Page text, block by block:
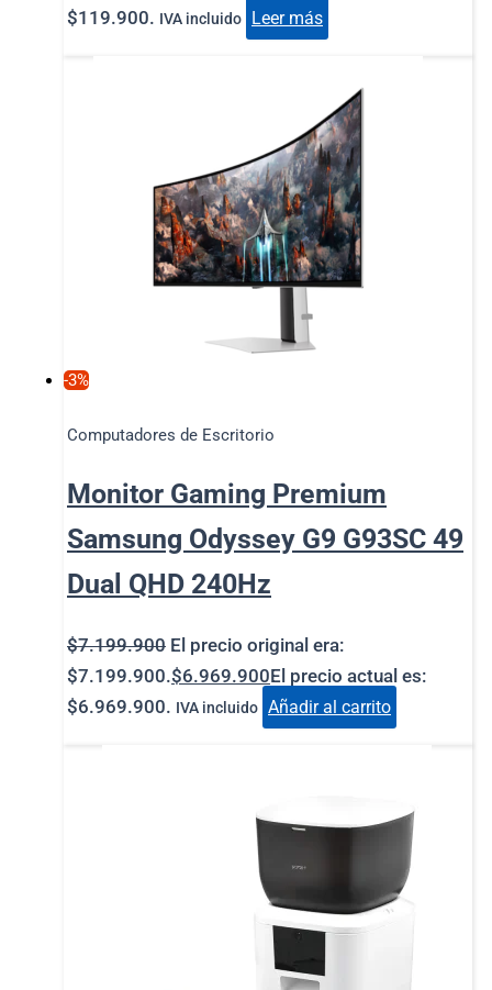
$119.900. IVA incluido Leer más
-3%
Computadores de Escritorio
Monitor Gaming Premium
Samsung Odyssey G9 G93SC 49
Dual QHD 240Hz
$7.199.900 El precio original era:
$7.199.900.$6.969.900El precio actual es:
$6.969.900. IVA incluido Añadir al carrito